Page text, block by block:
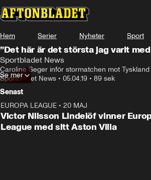
Hem Serier Nyheter Sport
”Det här är det största jag varit
Sportbladet News
Caroline Seger inför stormatchen mot Tyskland
Sportbladet News • 05.04.19 • 89 sek
Se mer
Senast
EUROPA LEAGUE • 20 MAJ
Victor Nilsson Lindelöf vinner
League med sitt Aston Villa